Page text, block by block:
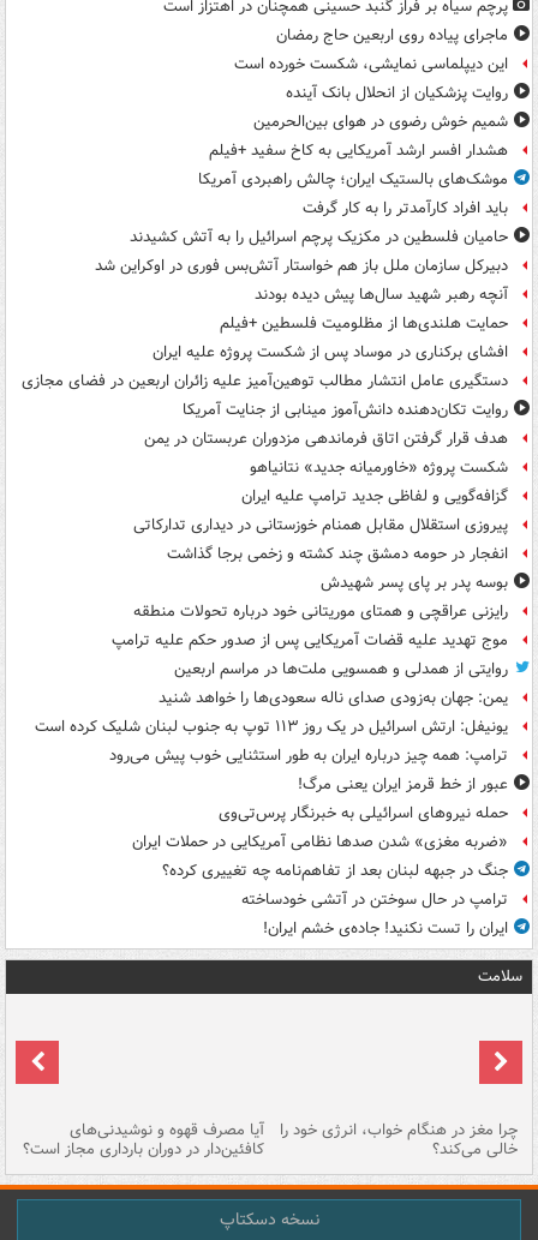
پرچم سیاه بر فراز گنبد حسینی همچنان در اهتزاز است
ماجرای پیاده روی اربعین حاج رمضان
این دیپلماسی نمایشی، شکست خورده است
روایت پزشکیان از انحلال بانک آینده
شمیم خوش رضوی در هوای بین‌الحرمین
هشدار افسر ارشد آمریکایی به کاخ سفید +فیلم
موشک‌های بالستیک ایران؛ چالش راهبردی آمریکا
باید افراد کارآمدتر را به کار گرفت
حامیان فلسطین در مکزیک پرچم اسرائیل را به آتش کشیدند
دبیرکل سازمان ملل باز هم خواستار آتش‌بس فوری در اوکراین شد
آنچه رهبر شهید سال‌ها پیش دیده بودند
حمایت هلندی‌ها از مظلومیت فلسطین +فیلم
افشای برکناری در موساد پس از شکست پروژه علیه ایران
دستگیری عامل انتشار مطالب توهین‌آمیز علیه زائران اربعین در فضای مجازی
روایت تکان‌دهنده دانش‌آموز مینابی از جنایت آمریکا
هدف قرار گرفتن اتاق‌ فرماندهی مزدوران عربستان در یمن
شکست پروژه «خاورمیانه جدید» نتانیاهو
گزافه‌گویی و لفاظی جدید ترامپ علیه ایران
پیروزی استقلال مقابل همنام خوزستانی در دیداری تدارکاتی
انفجار در حومه دمشق چند کشته و زخمی برجا گذاشت
بوسه‌ پدر بر پای پسر شهیدش
رایزنی عراقچی و همتای موریتانی خود درباره تحولات منطقه
موج تهدید علیه قضات آمریکایی پس از صدور حکم علیه ترامپ
روایتی از همدلی و همسویی ملت‌ها در مراسم اربعین
یمن: جهان به‌زودی صدای ناله سعودی‌ها را خواهد شنید
یونیفل: ارتش اسرائیل در یک روز ۱۱۳ توپ به جنوب لبنان شلیک کرده است
ترامپ: همه چیز درباره ایران به طور استثنایی خوب پیش می‌رود
عبور از خط قرمز ایران یعنی مرگ!
حمله نیروهای اسرائیلی به خبرنگار پرس‌تی‌وی
«ضربه مغزی» شدن صدها نظامی آمریکایی در حملات ایران
جنگ در جبهه لبنان بعد از تفاهم‌نامه چه تغییری کرده؟
ترامپ در حال سوختن در آتشی خودساخته
ایران را تست نکنید! جاده‌ی خشم ایران!
سلامت
چرا مغز در هنگام خواب، انرژی خود را
خالی می‌کند؟
آیا مصرف قهوه و نوشیدنی‌های
کافئین‌دار در دوران بارداری مجاز است؟
نسخه دسکتاپ